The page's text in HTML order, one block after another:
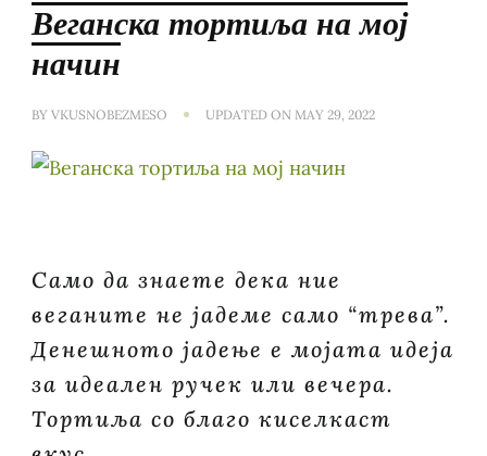
Веганска тортиља на мој
начин
BY VKUSNOBEZMESO UPDATED ON MAY 29, 2022
Само да знаете дека ние
веганите не јадеме само “трева”.
Денешното јадење е мојата идеја
за идеален ручек или вечера.
Тортиља со благо киселкаст